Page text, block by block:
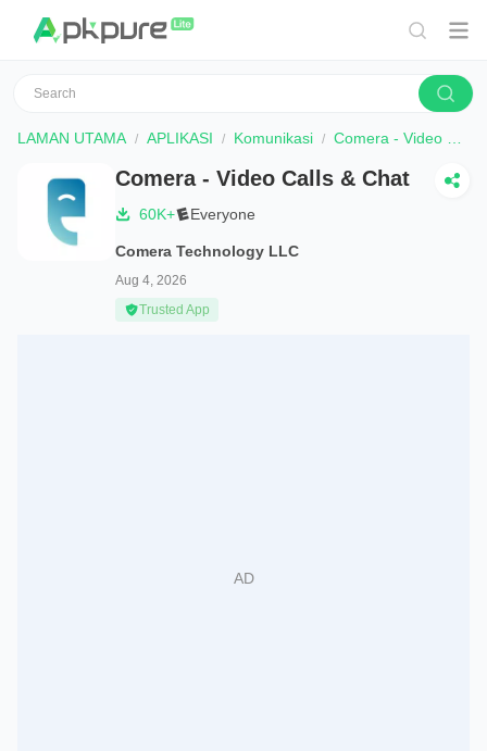
LAMAN UTAMA APLIKASI Komunikasi Comera - Video Calls & Chat
Comera - Video Calls & Chat
60K+ Everyone
Comera Technology LLC
Aug 4, 2026
Trusted App